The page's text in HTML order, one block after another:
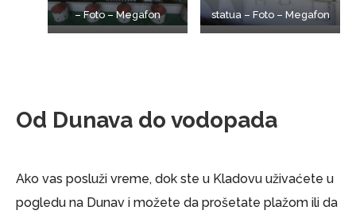
– Foto – Megafon
statua – Foto – Megafon
Od Dunava do vodopada
Ako vas posluži vreme, dok ste u Kladovu uživaćete u
pogledu na Dunav i možete da prošetate plažom ili da